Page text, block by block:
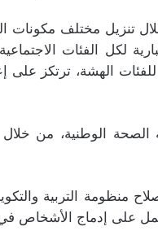
تنزيل مختلف مكونات
لكل الفئات
الهشة، ترتكز
الصحة الوطنية، من
منظومة التربية
على إدماج الأشخاص